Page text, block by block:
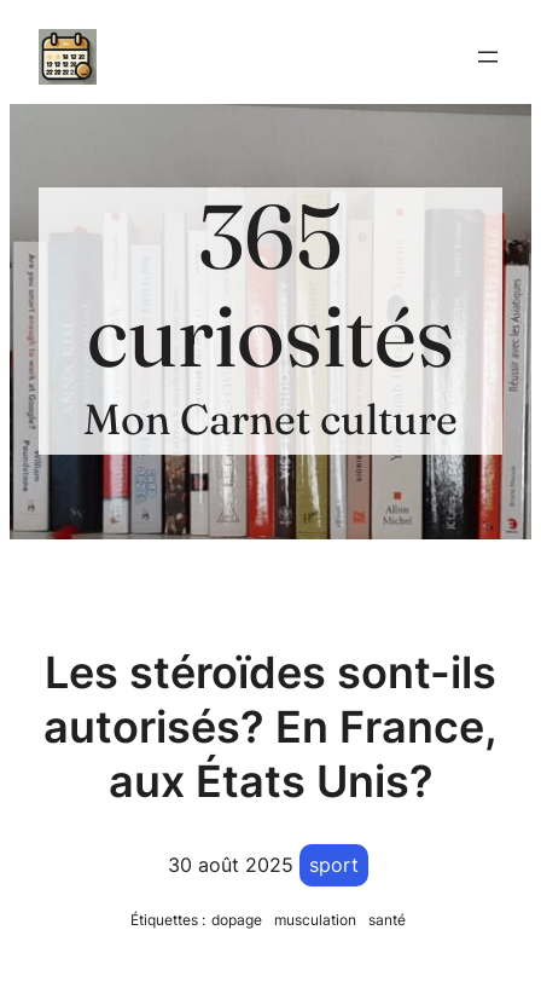
Aller
contenu
365
curiosités
Mon Carnet culture
Les stéroïdes sont-ils
autorisés? En France,
aux États Unis?
30 août 2025 sport
Étiquettes : dopage musculation santé